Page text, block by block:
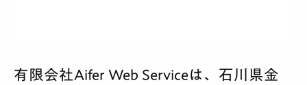
有限会社Aifer Web Serviceは、石川県金